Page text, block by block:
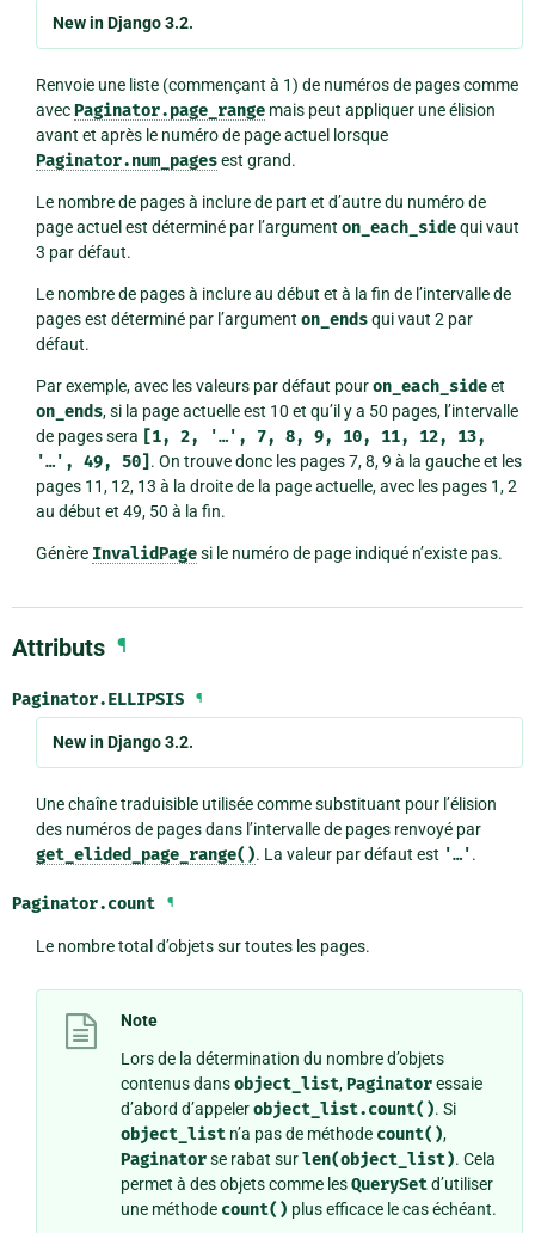
New in Django 3.2.
Renvoie une liste (commençant à 1) de numéros de pages comme
avecPaginator.page_rangemais peut appliquer une élision
avant et après le numéro de page actuel lorsque
Paginator.num_pagesest grand.
Le nombre de pages à inclure de part et d’autre du numéro de
page actuel est déterminé par l’argument on_each_sidequi vaut
3 par défaut.
Le nombre de pages à inclure au début et à la fin de l’intervalle de
pages est déterminé par l’argument on_endsqui vaut 2 par
défaut.
Par exemple, avec les valeurs par défaut pouron_each_sideet
on_ends, si la page actuelle est 10 et qu’il y a 50 pages, l’intervalle
de pages sera [1, 2, '…', 7, 8, 9, 10, 11, 12,
13,
'…', 49, 50] . On trouve donc les pages 7, 8, 9 à la gauche et les
pages 11, 12, 13 à la droite de la page actuelle, avec les pages 1, 2
au début et 49, 50 à la fin.
Génère InvalidPagesi le numéro de page indiqué n’existe pas.
Attributs ¶
Paginator.ELLIPSIS ¶
New in Django 3.2.
Une chaîne traduisible utilisée comme substituant pour l’élision
des numéros de pages dans l’intervalle de pages renvoyé par
get_elided_page_range(). La valeur par défaut est '…'.
Paginator.count ¶
Le nombre total d’objets sur toutes les pages.
Note
Lors de la détermination du nombre d’objets
contenus dansobject_list,Paginatoressaie
d’abord d’appelerobject_list.count(). Si
object_listn’a pas de méthode count(),
Paginatorse rabat surlen(object_list). Cela
permet à des objets comme lesQuerySetd’utiliser
une méthode count() plus efficace le cas échéant.